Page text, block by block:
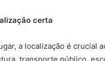
certa
a localização é crucial